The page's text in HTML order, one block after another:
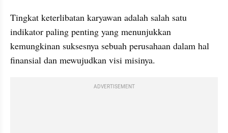
Tingkat keterlibatan karyawan adalah salah satu
indikator paling penting yang menunjukkan
kemungkinan suksesnya sebuah perusahaan dalam hal
finansial dan mewujudkan visi misinya.
ADVERTISEMENT